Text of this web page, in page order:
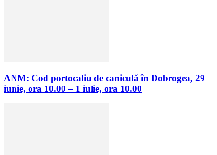
ANM: Cod portocaliu de caniculă în Dobrogea, 29
iunie, ora 10.00 – 1 iulie, ora 10.00